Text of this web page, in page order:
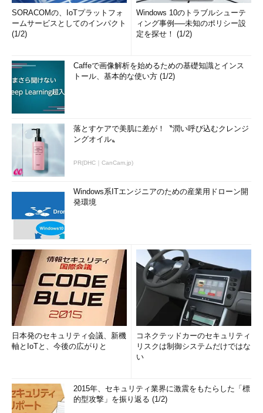
SORACOMの、IoTプラットフォ
ームサービスとしてのインパクト
(1/2)
Windows 10のトラブルシューテ
ィング事例──未知のポリシー設
定を探せ！ (1/2)
Caffeで画像解析を始めるための基礎知識とインス
トール、基本的な使い方 (1/2)
落とすケアで美肌に差が！〝潤い呼び込むクレンジ
ングオイル〟
PR(DHC｜CanCam.jp)
Windows系ITエンジニアのための産業用ドローン開
発環境
日本発のセキュリティ会議、新機
軸とIoTと、今後の広がりと
コネクテッドカーのセキュリティ
リスクは制御システムだけではな
い
2015年、セキュリティ業界に激震をもたらした「標
的型攻撃」を振り返る (1/2)